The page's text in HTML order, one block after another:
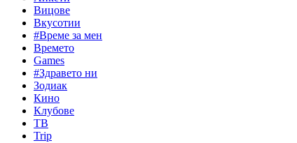
Вицове
Вкусотии
#Време за мен
Времето
Games
#Здравето ни
Зодиак
Кино
Клубове
ТВ
Trip